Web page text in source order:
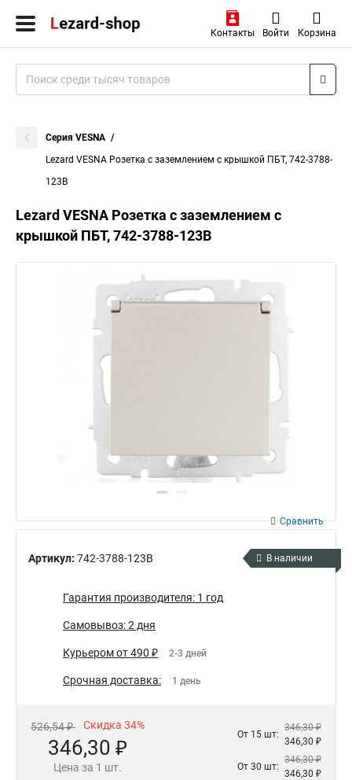
Контакты Войти Корзина
Серия VESNA
Lezard VESNA Розетка с заземлением с крышкой ПБТ, 742-3788-
123B
Lezard VESNA Розетка с заземлением с
крышкой ПБТ, 742-3788-123B
Артикул: 742-3788-123B
Сравнить
В наличии
Гарантия производителя: 1 год
Самовывоз: 2 дня
Курьером от 490 ₽ 2-3 дней
Срочная доставка: 1 день
526,54 ₽ Скидка 34%
346,30 ₽
Цена за 1 шт.
От 15 шт:
346,30 ₽
346,30 ₽
От 30 шт:
346,30 ₽
346,30 ₽